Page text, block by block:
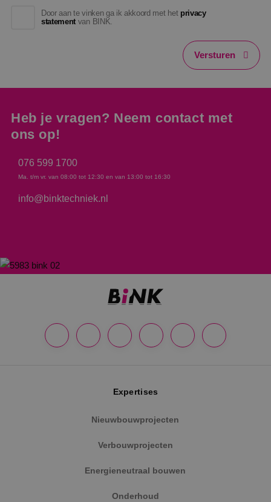
Door aan te vinken ga ik akkoord met het privacy
statement van BINK.
Versturen
Heb je vragen? Neem contact met
ons op!
076 599 1700
Ma. t/m vr. van 08:00 tot 12:30 en van 13:00 tot 16:30
info@binktechniek.nl
Expertises
Nieuwbouwprojecten
Verbouwprojecten
Energieneutraal bouwen
Onderhoud